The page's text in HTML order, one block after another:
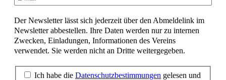
Der Newsletter lässt sich jederzeit über den Abmeldelink im
Newsletter abbestellen. Ihre Daten werden nur zu internen
Zwecken, Einladungen, Informationen des Vereins
verwendet. Sie werden nicht an Dritte weitergegeben.
Ich habe die Datenschutzbestimmungen gelesen und